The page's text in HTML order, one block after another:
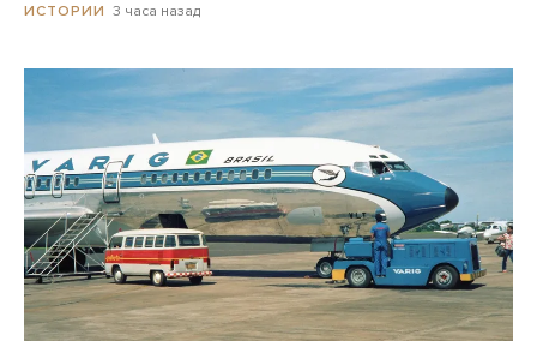
ИСТОРИИ 3 часа назад